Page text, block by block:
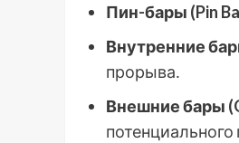
Пин-бары (Pin
Внутренние
прорыва․
Внешние бары